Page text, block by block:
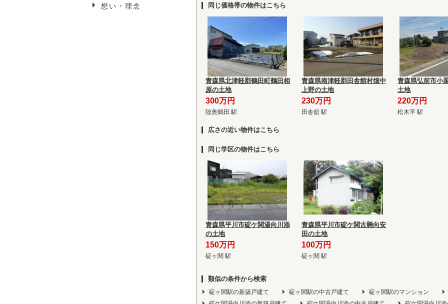
同じ価格帯の物件はこちら
青森県北津軽郡鶴田町鶴田相
原の土地
300万円
陸奥鶴田 駅
青森県南津軽郡田舎館村畑中
上野の土地
230万円
田舎舘 駅
青森県弘前市小
土地
220万円
松木平 駅
広さの近い物件はこちら
同じ学区の物件はこちら
青森県平川市碇ケ関湯向川添
の土地
150万円
碇ヶ関 駅
青森県平川市碇ケ関古懸向安
田の土地
100万円
碇ヶ関 駅
類似の条件から検索
碇ヶ関駅の新築戸建て 碇ヶ関駅の中古戸建て
碇ヶ関駅のマンション
想い・理念